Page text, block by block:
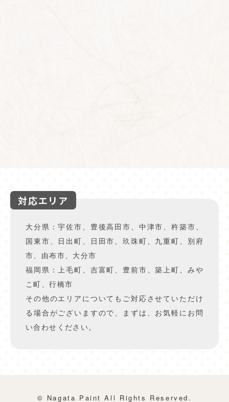
対応エリア
大分県：宇佐市、豊後高田市、中津市、杵築市、
国東市、日出町、日田市、玖珠町、九重町、別府
市、由布市、大分市
福岡県：上毛町、吉富町、豊前市、築上町、みや
こ町、行橋市
その他のエリアについてもご対応させていただけ
る場合がございますので、まずは、お気軽にお問
い合わせください。
© Nagata Paint All Rights Reserved.